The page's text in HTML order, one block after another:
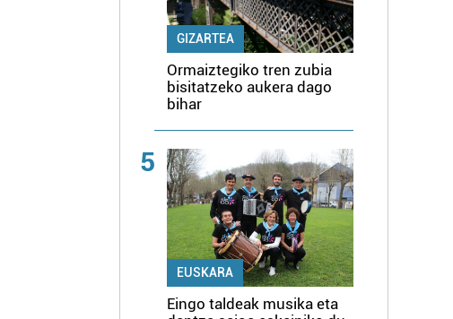
GIZARTEA
Ormaiztegiko tren zubia
bisitatzeko aukera dago
bihar
5
EUSKARA
Eingo taldeak musika eta